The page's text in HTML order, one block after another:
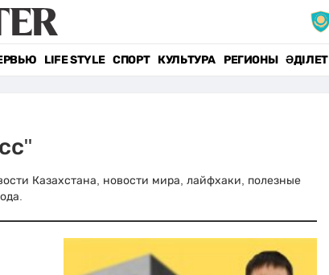
LIFE STYLE СПОРТ КУЛЬТУРА РЕГИОНЫ ӘДІЛЕТ
Казахстана, новости мира, лайфхаки, полезные